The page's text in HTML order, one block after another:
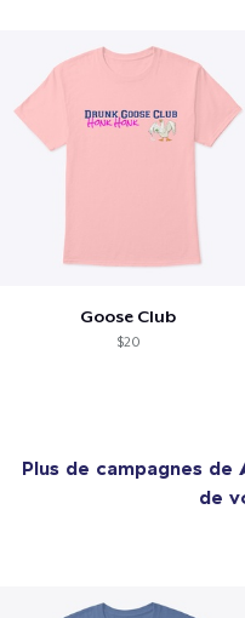
Goose Club
$20
Plus de campagnes de
de